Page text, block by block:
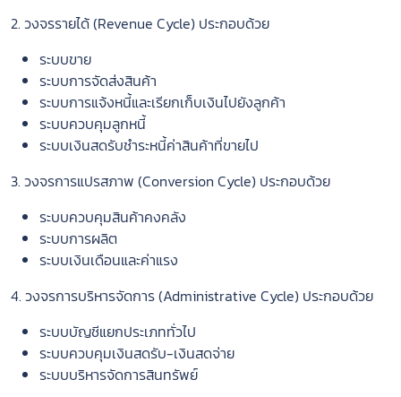
2. วงจรรายได้ (Revenue Cycle) ประกอบด้วย
ระบบขาย
ระบบการจัดส่งสินค้า
ระบบการแจ้งหนี้และเรียกเก็บเงินไปยังลูกค้า
ระบบควบคุมลูกหนี้
ระบบเงินสดรับชำระหนี้ค่าสินค้าที่ขายไป
3. วงจรการแปรสภาพ (Conversion Cycle) ประกอบด้วย
ระบบควบคุมสินค้าคงคลัง
ระบบการผลิต
ระบบเงินเดือนและค่าแรง
4. วงจรการบริหารจัดการ (Administrative Cycle) ประกอบด้วย
ระบบบัญชีแยกประเภททั่วไป
ระบบควบคุมเงินสดรับ-เงินสดจ่าย
ระบบบริหารจัดการสินทรัพย์